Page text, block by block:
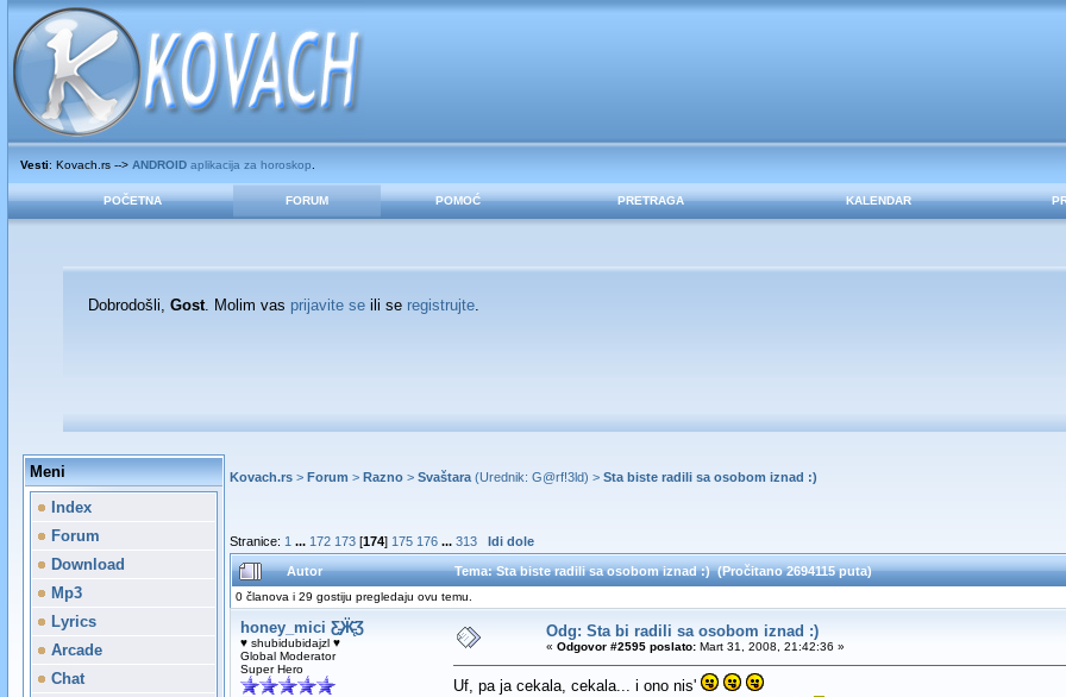
Vesti: Kovach.rs --> ANDROIDaplikacija za horoskop
POČETNA FORUM POMOĆ PRETRAGA KALENDAR
Dobrodošli,Gost. Molim vas prijavite se ili se registrujte.
Meni
Index
Forum
Download
Mp3
Lyrics
Arcade
Chat
Kovach.rs> Forum > Razno> Svaštara(Urednik: G@rf!3ld) > Sta biste radili sa osobom iznad :)
Stranice: 1 ... 172 173[174] 175 176 ... 313 Idi dole
Autor Tema: Sta biste radili sa osobom iznad :) (Pročitano 2694115 puta)
0 članova i 29 gostiju pregledaju ovu temu.
honey_mici Ƹ̵̡Ӝ̵̨̄Ʒ
♥ shubidubidajzl ♥
Global Moderator
Super Hero
Odg: Sta bi radili sa osobom iznad :)
« Odgovor #2595 poslato:Mart 31, 2008, 21:42:36 »
Uf, pa ja cekala, cekala... i ono nis'